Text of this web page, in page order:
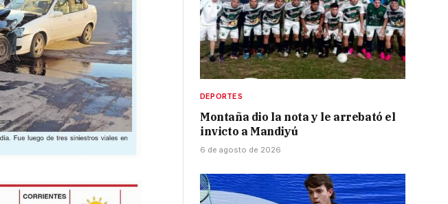
DEPORTES
Montaña dio la nota y le arrebató el
invicto a Mandiyú
6 de agosto de 2026